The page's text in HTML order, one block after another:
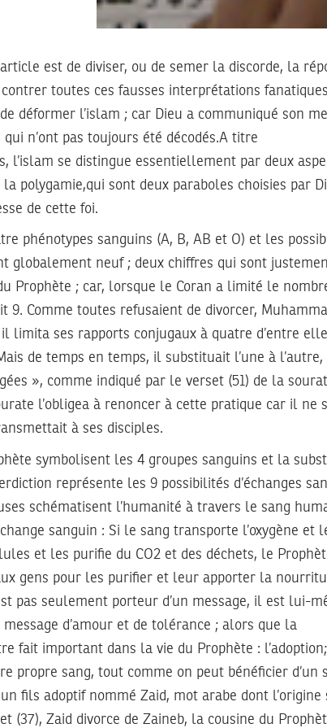
est de diviser, ou de semer la discorde, la
toutes ces fausses interprétations
déformer l’islam ; car Dieu a communiqué son
n’ont pas toujours été décodés.A titre
l’islam se distingue essentiellement par deux
polygamie,qui sont deux paraboles choisies par
de cette foi.
phénotypes sanguins (A, B, AB et O) et les
globalement neuf ; deux chiffres qui sont
Prophète ; car, lorsque le Coran a limité le
9. Comme toutes refusaient de divorcer,
limita ses rapports conjugaux à quatre d’entre
de temps en temps, il substituait l’une à l’autre,
», comme indiqué par le verset (51) de la
l’obligea à renoncer à cette pratique car il ne
à ses disciples.
symbolisent les 4 groupes sanguins et la
représente les 9 possibilités d’échanges
schématisent l’humanité à travers le sang
sanguin : Si le sang transporte l’oxygène et
et les purifie du CO2 et des déchets, le
gens pour les purifier et leur apporter la
pas seulement porteur d’un message, il est lui-
d’amour et de tolérance ; alors que la
fait important dans la vie du Prophète : l’adoption;
propre sang, tout comme on peut bénéficier d’un
fils adoptif nommé Zaid, mot arabe dont l’origine
(37), Zaid divorce de Zaineb, la cousine du